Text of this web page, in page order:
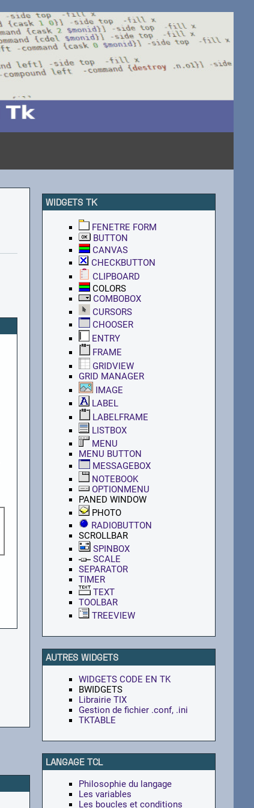
WIDGETS TK
FENETRE FORM
BUTTON
CANVAS
CHECKBUTTON
CLIPBOARD
COLORS
COMBOBOX
CURSORS
CHOOSER
ENTRY
FRAME
GRIDVIEW
GRID MANAGER
IMAGE
LABEL
LABELFRAME
LISTBOX
MENU
MENU BUTTON
MESSAGEBOX
NOTEBOOK
OPTIONMENU
PANED WINDOW
PHOTO
RADIOBUTTON
SCROLLBAR
SPINBOX
SCALE
SEPARATOR
TIMER
TEXT
TOOLBAR
TREEVIEW
AUTRES WIDGETS
WIDGETS CODE EN TK
BWIDGETS
Librairie TIX
Gestion de fichier .conf, .ini
TKTABLE
LANGAGE TCL
Philosophie du langage
Les variables
Les boucles et conditions